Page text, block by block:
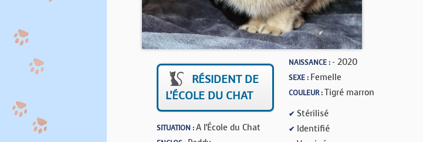
RÉSIDENT DE
L'ÉCOLE DU CHAT
SITUATION :A l'École du Chat
NAISSANCE :- 2020
SEXE : Femelle
COULEUR :Tigré marron
✔ Stérilisé
✔ Identifié